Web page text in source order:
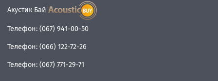
Акустик Бай
Телефон: (067) 941-00-50
Телефон: (066) 122-72-26
Телефон: (067) 771-29-71